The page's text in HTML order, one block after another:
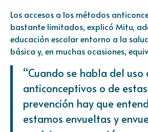
Los accesos a los métodos
bastante limitados, explicó Mitu,
educación escolar entorno a la
básica y, en muchas ocasiones,
“Cuando se habla del uso
anticonceptivos o de
prevención hay que
estamos envueltas y